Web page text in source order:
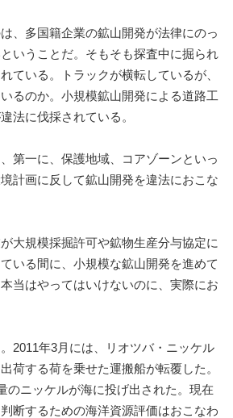
、多国籍企業の鉱山開発が法律にのっ
いうことだ。そもそも探査中に掘られ
ている。トラックが横転しているが、
るのか。小規模鉱山開発による道路工
法に伐採されている。
第一に、保護地域、コアゾーンといっ
計画に反して鉱山開発を違法におこな
大規模採掘許可や鉱物生産分与協定に
いる間に、小規模な鉱山開発を進めて
当はやってはいけないのに、実際にお
2011年3月には、リオツバ・ニッケル
荷する荷を乗せた運搬船が転覆した。
のニッケルが海に投げ出された。現在
断するための海洋資源評価はおこなわ